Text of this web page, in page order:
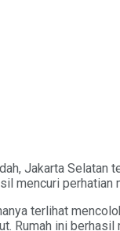
Jakarta Selatan
mencuri
terlihat
Rumah ini